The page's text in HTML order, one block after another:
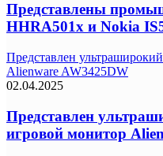
Представлены
HHRA501x и Nokia
Представлен
Alienware AW3425DW
02.04.2025
Представлен
игровой монитор